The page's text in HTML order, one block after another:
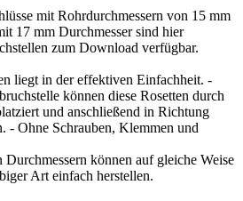
mit Rohrdurchmessern von 15 mm
17 mm Durchmesser sind hier
zum Download verfügbar.
liegt in der effektiven Einfachheit. -
können diese Rosetten durch
und anschließend in Richtung
- Ohne Schrauben, Klemmen und
können auf gleiche Weise
Art einfach herstellen.